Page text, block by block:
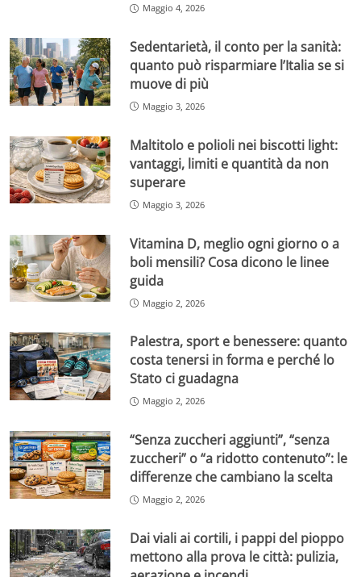
Maggio 4, 2026
Sedentarietà, il conto per la sanità:
quanto può risparmiare l’Italia se si
muove di più
Maggio 3, 2026
Maltitolo e polioli nei biscotti light:
vantaggi, limiti e quantità da non
superare
Maggio 3, 2026
Vitamina D, meglio ogni giorno o a
boli mensili? Cosa dicono le linee
guida
Maggio 2, 2026
Palestra, sport e benessere: quanto
costa tenersi in forma e perché lo
Stato ci guadagna
Maggio 2, 2026
“Senza zuccheri aggiunti”, “senza
zuccheri” o “a ridotto contenuto”: le
differenze che cambiano la scelta
Maggio 2, 2026
Dai viali ai cortili, i pappi del pioppo
mettono alla prova le città: pulizia,